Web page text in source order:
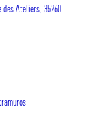
des Ateliers, 35260